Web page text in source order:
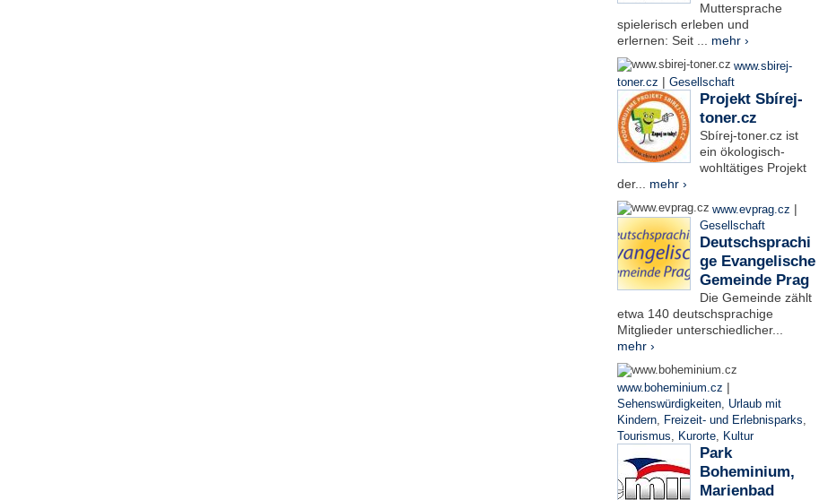
Muttersprache
spielerisch erleben und
erlernen: Seit ... mehr ›
www.sbirej-
toner.cz | Gesellschaft
Projekt Sbírej-
toner.cz
Sbírej-toner.cz ist
ein ökologisch-
wohltätiges Projekt
der... mehr ›
www.evprag.cz |
Gesellschaft
Deutschsprachi
ge Evangelische
Gemeinde Prag
Die Gemeinde zählt
etwa 140 deutschsprachige
Mitglieder unterschiedlicher...
mehr ›
www.boheminium.cz |
Sehenswürdigkeiten, Urlaub mit
Kindern, Freizeit- und Erlebnisparks,
Tourismus, Kurorte, Kultur
Park
Boheminium,
Marienbad